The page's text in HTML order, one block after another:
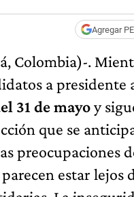
Agregar
Colombia)-.
a presidente
31 de mayoy
que se
preocupaciones
estar lejos